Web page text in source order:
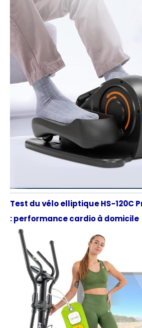
produit.
pas à nous
assistance
Test du vélo elliptique HS-120C
: performance cardio à domicile